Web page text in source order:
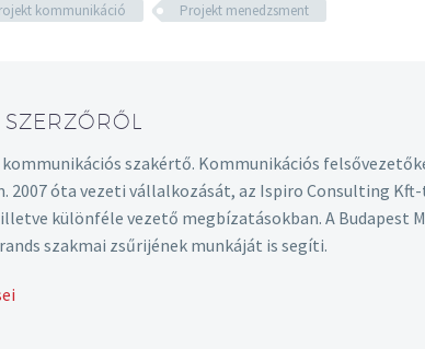
kommunikáció
Projekt menedzsment
szakértő. Kommunikációs
2007 óta vezeti vállalkozását, az Ispiro Consulting
különféle vezető megbízatásokban. A Budapest
szakmai zsűrijének munkáját is segíti.